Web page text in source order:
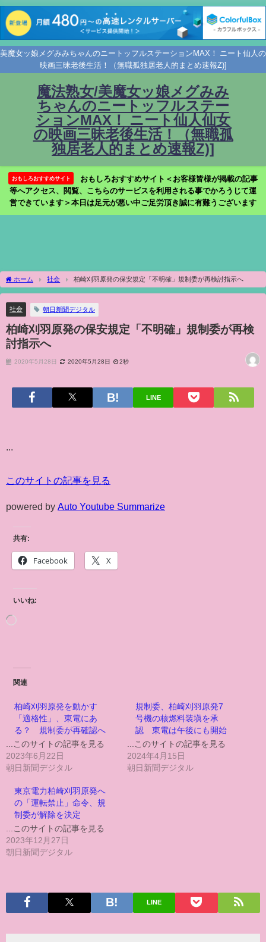
美魔女ッ娘メグみみちゃんのニートッフルステーションMAX！ ニート仙人の
映画三昧老後生活！（無職孤独居老人的まとめ速報Z)]
魔法熟女/美魔女ッ娘メグみみ
ちゃんのニートッフルステー
ションMAX！ ニート仙人仙女
の映画三昧老後生活！（無職孤
独居老人的まとめ速報Z)]
おもしろおすすめサイト
おもしろおすすめサイト＜お客様皆様が掲載の記事
等へアクセス、閲覧、こちらのサービスを利用される事でかろうじて運
営できています＞本日は足元が悪い中ご足労頂き誠に有難うございます
ホーム 社会 柏崎刈羽原発の保安規定「不明確」規制委が再検討指示へ
社会 朝日新聞デジタル
柏崎刈羽原発の保安規定「不明確」規制委が再検
討指示へ
2020年5月28日 2020年5月28日 2秒
LINE
このサイトの記事を見る
powered by Auto Youtube Summarize
共有:
Facebook X
いいね:
関連
柏崎刈羽原発を動かす
「適格性」、東電にあ
る？ 規制委が再確認へ
...このサイトの記事を見る
2023年6月22日
朝日新聞デジタル
規制委、柏崎刈羽原発7
号機の核燃料装塡を承
認 東電は午後にも開始
...このサイトの記事を見る
2024年4月15日
朝日新聞デジタル
東京電力柏崎刈羽原発へ
の「運転禁止」命令、規
制委が解除を決定
...このサイトの記事を見る
2023年12月27日
朝日新聞デジタル
LINE